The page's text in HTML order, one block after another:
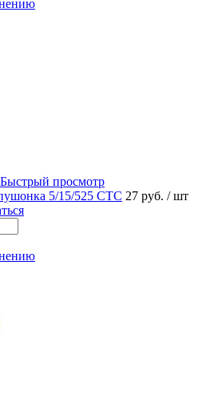
Быстрый просмотр
5/15/525 СТС 27 руб. / шт